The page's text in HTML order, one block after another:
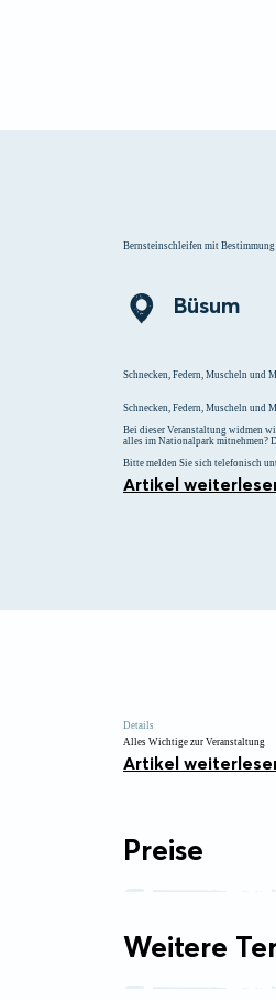
Bernsteinschleifen mit
Büsum
Schnecken, Federn, Muscheln und
Schnecken, Federn, Muscheln und
Bei dieser Veranstaltung widmen
alles im Nationalpark mitnehmen?
Bitte melden Sie sich telefonisch
Artikel
Details
Alles Wichtige zur Veranstaltung
Artikel
Preise
Weitere